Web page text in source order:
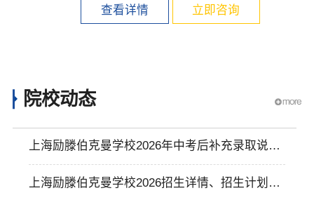
查看详情 立即咨询
院校动态
上海励滕伯克曼学校2026年中考后补充录取说明
会&奖学金政策
上海励滕伯克曼学校2026招生详情、招生计划、